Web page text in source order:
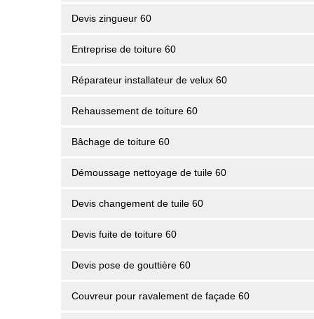
Devis zingueur 60
Entreprise de toiture 60
Réparateur installateur de velux 60
Rehaussement de toiture 60
Bâchage de toiture 60
Démoussage nettoyage de tuile 60
Devis changement de tuile 60
Devis fuite de toiture 60
Devis pose de gouttière 60
Couvreur pour ravalement de façade 60